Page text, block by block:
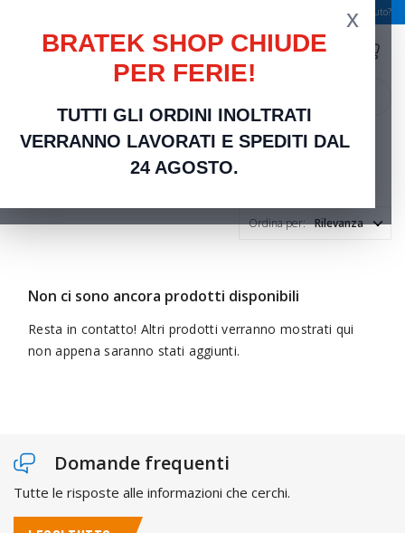
Serve aiuto?
x
BRATEK SHOP CHIUDE
PER FERIE!
TUTTI GLI ORDINI INOLTRATI
VERRANNO LAVORATI E SPEDITI DAL
24 AGOSTO.
Home
Ordina per: Rilevanza
Non ci sono ancora prodotti disponibili
Resta in contatto! Altri prodotti verranno mostrati qui
non appena saranno stati aggiunti.
Domande frequenti
Tutte le risposte alle informazioni che cerchi.